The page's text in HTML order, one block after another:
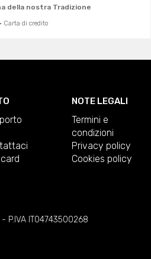
della nostra Tradizione
Carta di credito
NOTE LEGALI
Termini e
condizioni
Privacy policy
Cookies policy
- P.IVA IT04743500268